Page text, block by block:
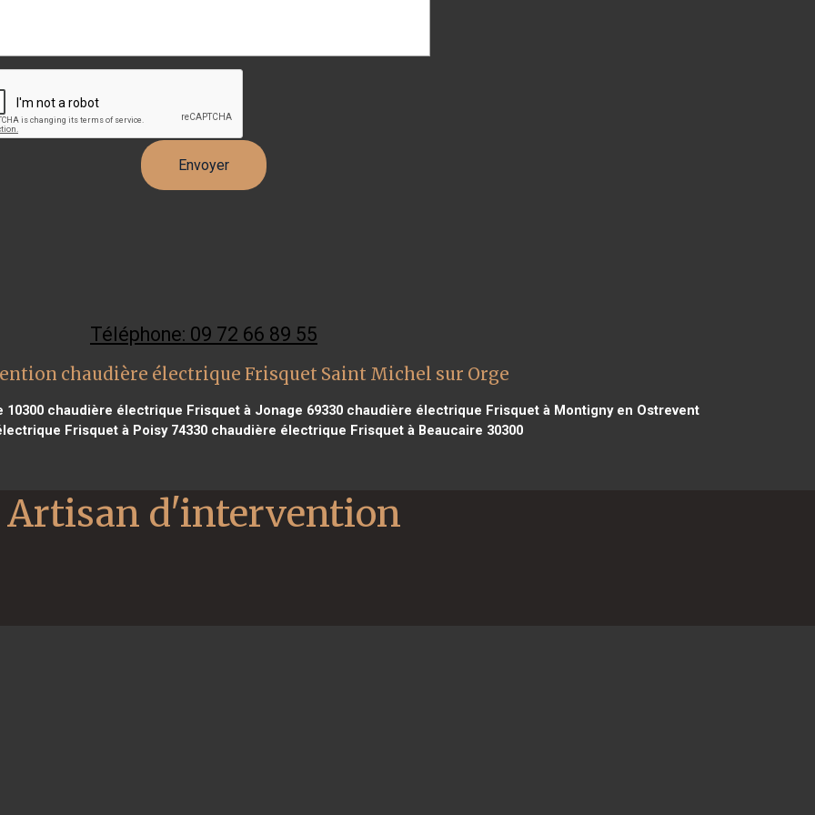
Téléphone: 09 72 66 89 55
chaudière électrique Frisquet Saint Michel sur Orge
chaudière électrique Frisquet à Jonage 69330chaudière électrique Frisquet à Montigny en Ostrevent
Frisquet à Poisy 74330chaudière électrique Frisquet à Beaucaire 30300
Artisan d'intervention